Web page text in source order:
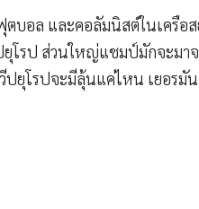
บอล และคอลัมนิสต์ในเครือ
โรป ส่วนใหญ่แชมป์มักจะมา
ยุโรปจะมีลุ้นแค่ไหน เยอรมัน